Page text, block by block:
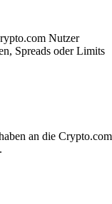
Nutzer
Spreads oder Limits
an die Crypto.com